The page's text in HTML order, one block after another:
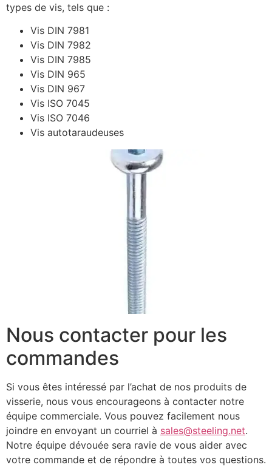
types de vis, tels que :
Vis DIN 7981
Vis DIN 7982
Vis DIN 7985
Vis DIN 965
Vis DIN 967
Vis ISO 7045
Vis ISO 7046
Vis autotaraudeuses
Nous contacter pour les
commandes
Si vous êtes intéressé par l’achat de nos produits de
visserie, nous vous encourageons à contacter notre
équipe commerciale. Vous pouvez facilement nous
joindre en envoyant un courriel à sales@steeling.net.
Notre équipe dévouée sera ravie de vous aider avec
votre commande et de répondre à toutes vos questions.